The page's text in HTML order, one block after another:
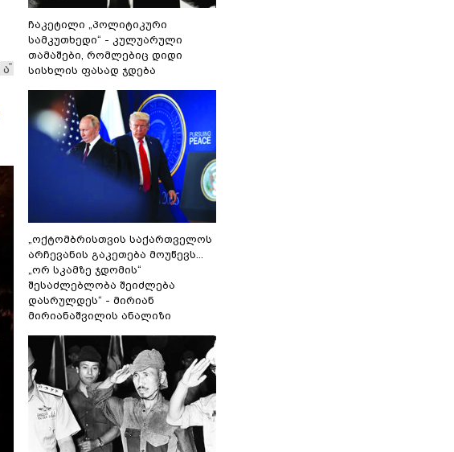
ა
ჩაკეტილი „პოლიტიკური
სამკუთხედი“ - კულუარული
თამაშები, რომლებიც დიდი
სისხლის ფასად ჯდება
„ოქტომბრისთვის საქართველოს
არჩევანის გაკეთება მოუწევს...
„ორ სკამზე ჯდომის“
შესაძლებლობა შეიძლება
დასრულდეს“ - მირიან
მირიანაშვილის ანალიზი